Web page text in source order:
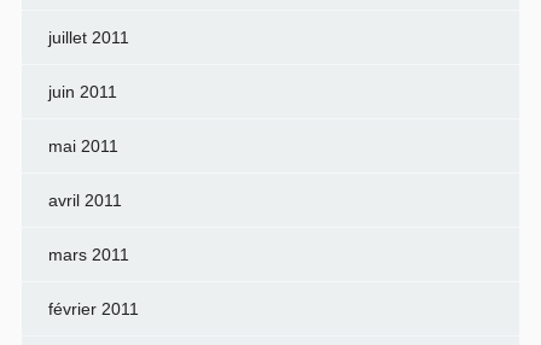
juillet 2011
juin 2011
mai 2011
avril 2011
mars 2011
février 2011